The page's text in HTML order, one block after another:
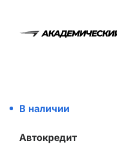
В наличии
Автокредит